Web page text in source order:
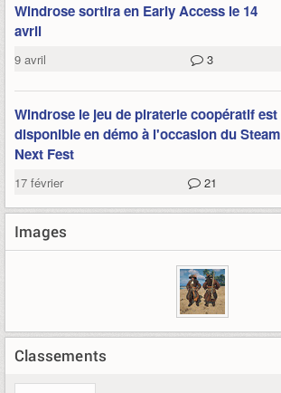
Windrose sortira en Early Access le 14
avril
9 avril 3
Windrose le jeu de piraterie coopératif est
disponible en démo à l'occasion du Steam
Next Fest
17 février 21
Images
Classements